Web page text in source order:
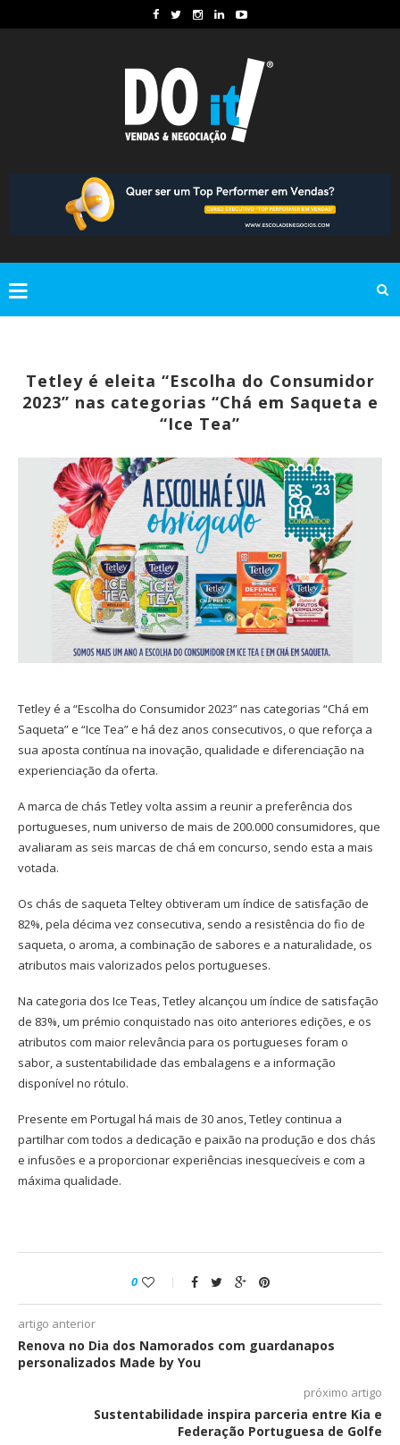
Tetley é eleita “Escolha do Consumidor
2023” nas categorias “Chá em Saqueta e
“Ice Tea”
Tetley é a “Escolha do Consumidor 2023” nas categorias “Chá em
Saqueta” e “Ice Tea” e há dez anos consecutivos, o que reforça a
sua aposta contínua na inovação, qualidade e diferenciação na
experienciação da oferta.
A marca de chás Tetley volta assim a reunir a preferência dos
portugueses, num universo de mais de 200.000 consumidores, que
avaliaram as seis marcas de chá em concurso, sendo esta a mais
votada.
Os chás de saqueta Teltey obtiveram um índice de satisfação de
82%, pela décima vez consecutiva, sendo a resistência do fio de
saqueta, o aroma, a combinação de sabores e a naturalidade, os
atributos mais valorizados pelos portugueses.
Na categoria dos Ice Teas, Tetley alcançou um índice de satisfação
de 83%, um prémio conquistado nas oito anteriores edições, e os
atributos com maior relevância para os portugueses foram o
sabor, a sustentabilidade das embalagens e a informação
disponível no rótulo.
Presente em Portugal há mais de 30 anos, Tetley continua a
partilhar com todos a dedicação e paixão na produção e dos chás
e infusões e a proporcionar experiências inesquecíveis e com a
máxima qualidade.
0
artigo anterior
Renova no Dia dos Namorados com guardanapos
personalizados Made by You
próximo artigo
Sustentabilidade inspira parceria entre Kia e
Federação Portuguesa de Golfe